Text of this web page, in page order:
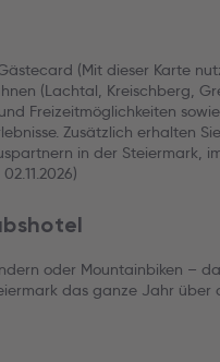
(Mit dieser Karte
(Lachtal, Kreischberg,
Freizeitmöglichkeiten
Zusätzlich erhalten
in der Steiermark,
oder Mountainbiken –
das ganze Jahr über